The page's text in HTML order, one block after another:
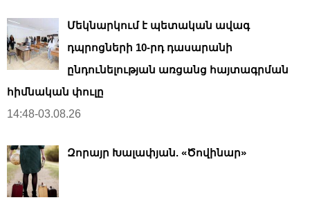
Մեկնարկում է պետական ավագ
դպրոցների 10-րդ դասարանի
ընդունելության առցանց հայտագրման
հիմնական փուլը
14:48-03.08.26
Զորայր Խալափյան. «Ծովինար»